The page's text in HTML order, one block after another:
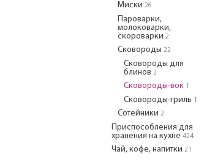
Миски 26
Пароварки,
молоковарки,
скороварки 2
Сковороды 22
Сковороды для
блинов 2
Сковороды-вок 1
Сковороды-гриль 1
Сотейники 2
Приспособления для
хранения на кухне 424
Чай, кофе, напитки 21